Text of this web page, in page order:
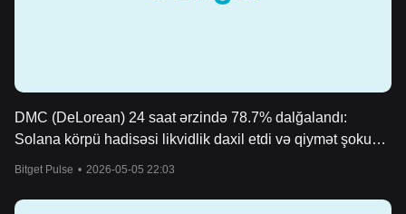
DMC (DeLorean) 24 saat ərzində 78.7% dalğalandı:
Solana körpü hadisəsi likvidlik daxil etdi və qiymət şokuna
Bitget Pulse • 2026-05-05 22:03